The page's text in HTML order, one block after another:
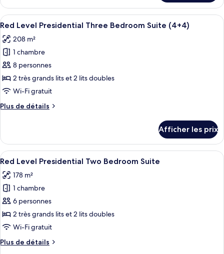
Presidential
Three
Bedroom
Suite
Red
Level
Presidential
Bedroom
Suite
Afficher
toutes
les
photos
pour
ce
type
chambre :
Presidential
Three
Bedroom
Suite
(4+4)
Une chambre d’hôtel moderne dotée
10
Red Level Presidential Three Bedroom Suite (4+4)
208 m²
1 chambre
8 personnes
2 très grands lits et 2 lits doubles
Wi-Fi gratuit
Plus de détails
Plus
Red
Level
Presidential
Bedroom
Suite
Afficher les prix
Afficher
toutes
les
photos
pour
ce
type
chambre :
Une chambre d’hôtel moderne dotée
8
Red Level Presidential Two Bedroom Suite
178 m²
1 chambre
6 personnes
2 très grands lits et 2 lits doubles
Wi-Fi gratuit
Plus de détails
Plus